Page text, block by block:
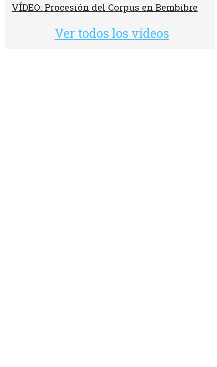
VÍDEO: Procesión del Corpus en Bembibre
Ver todos los vídeos